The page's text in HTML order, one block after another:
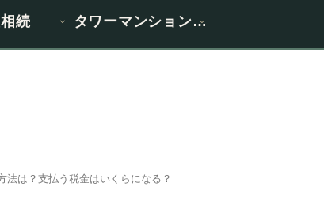
続 タワーマンション情
法は？支払う税金はいくらになる？